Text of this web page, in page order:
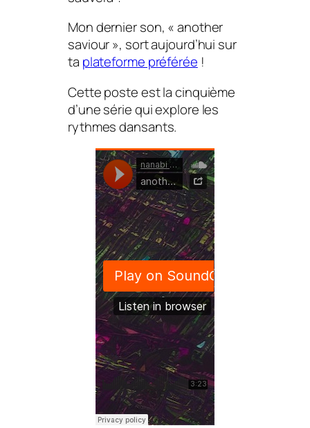
Mon dernier son, « another
saviour », sort aujourd’hui sur
ta plateforme préférée !
Cette poste est la cinquième
d’une série qui explore les
rythmes dansants.